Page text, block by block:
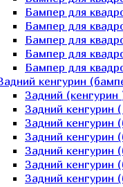
Бампер для
Бампер для
Бампер для
Бампер для
Бампер для
кенгурин
Задний (кенгурин
Задний кенгурин
Задний кенгурин
Задний кенгурин
Задний кенгурин
Задний кенгурин
Задний кенгурин